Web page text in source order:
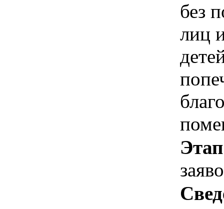
без
лиц